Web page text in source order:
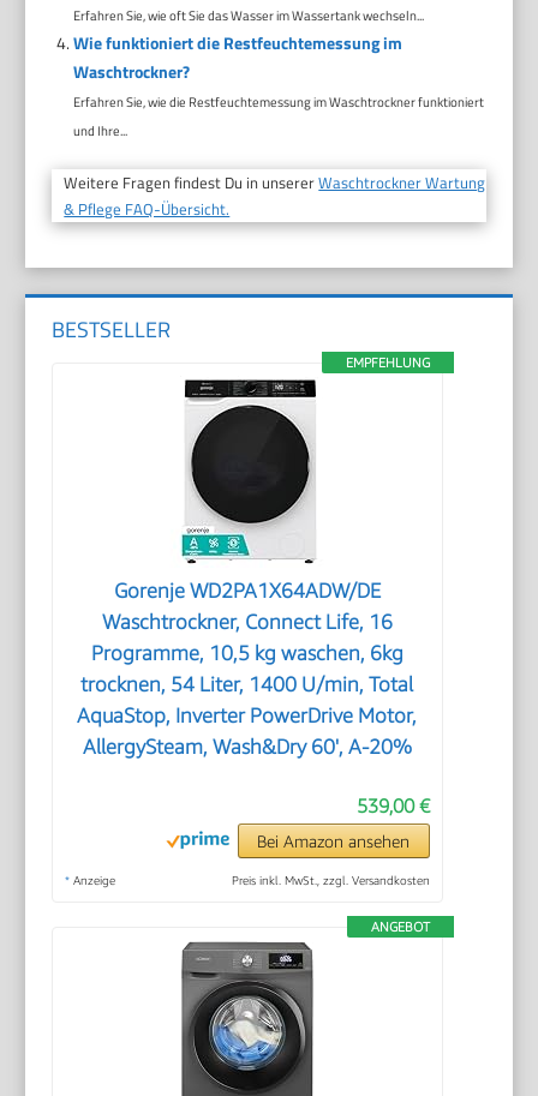
Erfahren Sie, wie oft Sie das Wasser im Wassertank wechseln...
Wie funktioniert die Restfeuchtemessung im
Waschtrockner?
Erfahren Sie, wie die Restfeuchtemessung im Waschtrockner funktioniert
und Ihre...
Weitere Fragen findest Du in unsererWaschtrockner Wartung
& Pflege FAQ-Übersicht.
BESTSELLER
EMPFEHLUNG
Gorenje WD2PA1X64ADW/DE
Waschtrockner, Connect Life, 16
Programme, 10,5 kg waschen, 6kg
trocknen, 54 Liter, 1400 U/min, Total
AquaStop, Inverter PowerDrive Motor,
AllergySteam, Wash&Dry 60', A-20%
539,00 €
Bei Amazon ansehen
* Anzeige Preis inkl. MwSt., zzgl. Versandkosten
ANGEBOT